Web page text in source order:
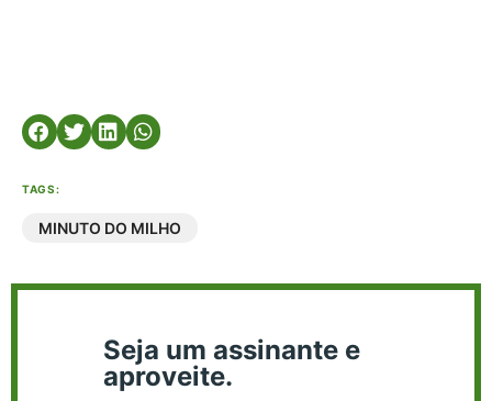
TAGS:
MINUTO DO MILHO
Seja um assinante e
aproveite.